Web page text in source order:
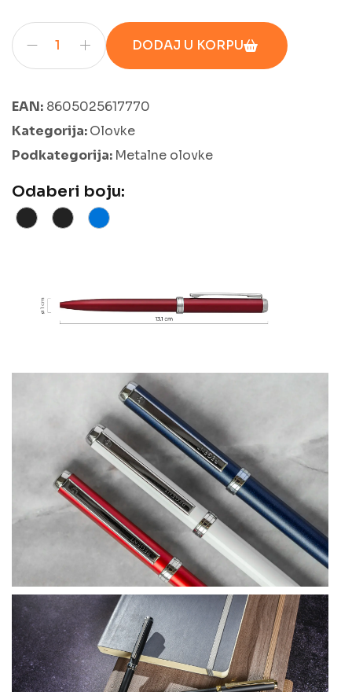
DODAJ U KORPU
EAN: 8605025617770
Kategorija:Olovke
Podkategorija: Metalne olovke
Odaberi boju: